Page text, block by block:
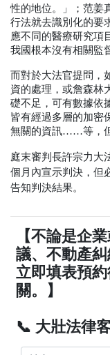
性的地位。」；范姜
行法就去識別化的要
應不同的醫療研究項
我國根本沒有相關監
而對於大法官提問，
資的處理，或詹森林
礎不足，可有數據依
皆有經過多層的加密
無關的資訊……等，
庭末審判長許宗力大
個月內宣示判決，但
告知判決結果。
【不論是企
議、不動產
立即填表預
關。】
📞 大壯法律